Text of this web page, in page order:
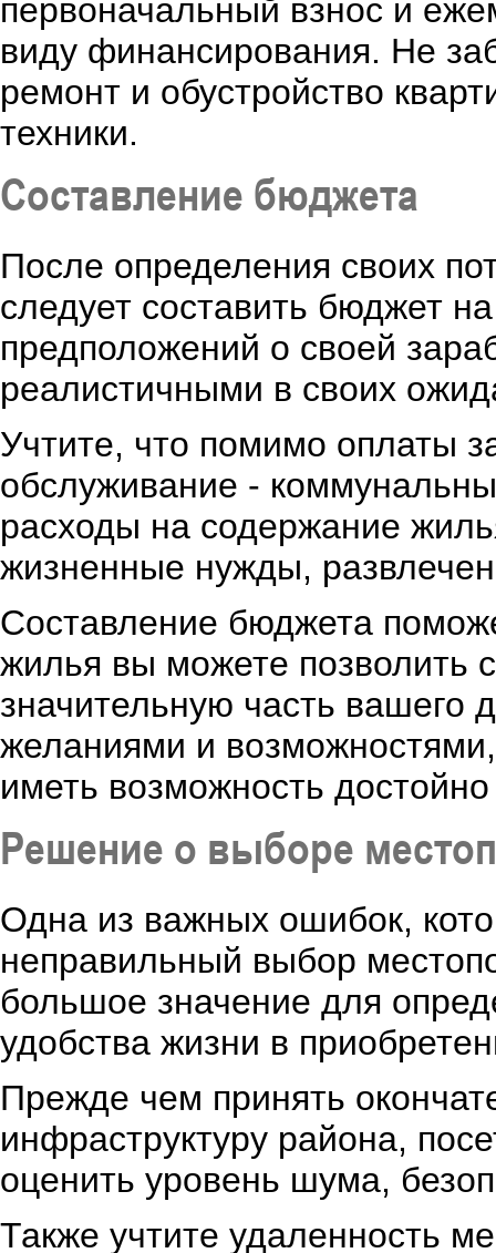
первоначальный взнос и
виду финансирования. Не
ремонт и обустройство
техники.
Составление бюджета
После определения своих
следует составить бюджет
предположений о своей
реалистичными в своих
Учтите, что помимо оплаты
обслуживание -
расходы на содержание
жизненные нужды,
Составление бюджета
жилья вы можете позволить
значительную часть вашего
желаниями и
иметь возможность
Решение о выборе
Одна из важных ошибок,
неправильный выбор
большое значение для
удобства жизни в
Прежде чем принять
инфраструктуру района,
оценить уровень шума,
Также учтите удаленность